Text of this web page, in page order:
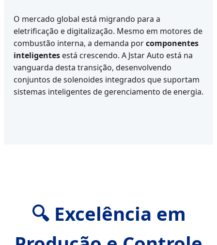
O mercado global está migrando para a
eletrificação e digitalização. Mesmo em motores de
combustão interna, a demanda porcomponentes
inteligentes está crescendo. A Jstar Auto está na
vanguarda desta transição, desenvolvendo
conjuntos de solenoides integrados que suportam
sistemas inteligentes de gerenciamento de energia.
🔍 Excelência em